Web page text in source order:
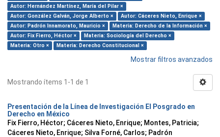
Autor: Hernández Martínez, María del Pilar ×
Autor: González Galván, Jorge Alberto ×
Autor: Cáceres Nieto, Enrique ×
Autor: Padrón Innamorato, Mauricio ×
Materia: Derecho de la Información ×
Autor: Fix Fierro, Héctor ×
Materia: Sociología del Derecho ×
Materia: Otro ×
Materia: Derecho Constitucional ×
Mostrar filtros avanzados
Mostrando ítems 1-1 de 1
Presentación de la Línea de Investigación El Posgrado en
Derecho en México
Fix Fierro, Héctor; Cáceres Nieto, Enrique; Montes, Patricia;
Cáceres Nieto, Enrique; Silva Forné, Carlos; Padrón